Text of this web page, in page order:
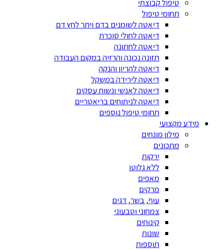
טיפול קבוצתי
תחומי טיפול
דיאטה לשומנים בדם ויתר לחץ דם
דיאטה לחולי סוכרת
דיאטה לחתונה
תזונה נכונה והרזיה במקום העבודה
דיאטה להריון והנקה
דיאטה לירידה במשקל
דיאטה לאנשי ונשות עסקים
דיאטה לניתוחים בריאטריים
תחומי טיפול נוספים
מידע מקצועי
מילון מונחים
מתכונים
ירקות
ללא גלוטן
מאפים
מרקים
עוף, בשר, דגים
צמחוני וטבעוני
קינוחים
שונות
תוספות